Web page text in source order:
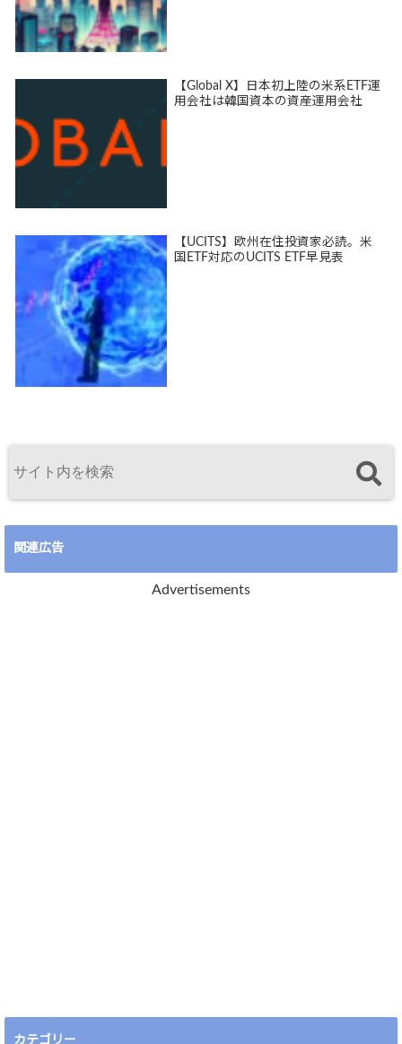
【Global X】日本初上陸の米系ETF運
用会社は韓国資本の資産運用会社
【UCITS】欧州在住投資家必読。米
国ETF対応のUCITS ETF早見表
関連広告
Advertisements
カテゴリー